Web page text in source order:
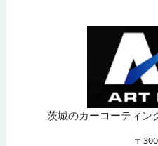
茨城のカーコーティン
〒